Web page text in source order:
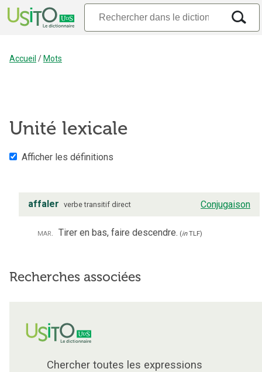
Accueil / Mots
Unité lexicale
Afficher les définitions
affaler verbe transitif direct Conjugaison
mar. Tirer en bas, faire descendre. (inTLF)
Recherches associées
Chercher toutes les expressions